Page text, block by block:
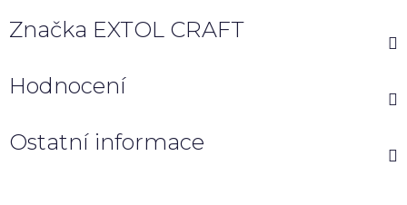
Značka EXTOL CRAFT
Hodnocení
Ostatní informace